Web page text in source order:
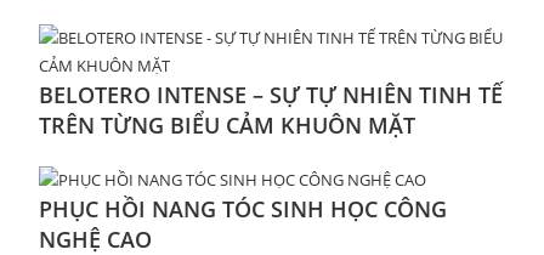
BELOTERO INTENSE – SỰ TỰ NHIÊN TINH TẾ
TRÊN TỪNG BIỂU CẢM KHUÔN MẶT
PHỤC HỒI NANG TÓC SINH HỌC CÔNG
NGHỆ CAO